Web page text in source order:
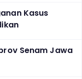
Kasus
Senam Jawa